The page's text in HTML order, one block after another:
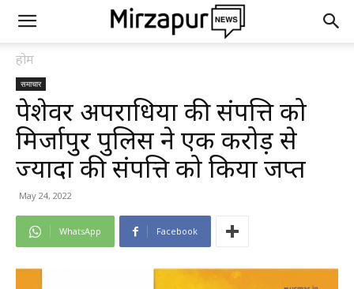
होम
समाचार
पेशेवर अपराधियों की संपत्ति को
मिर्जापुर पुलिस ने एक करोड़ से
ज्यादा की संपत्ति को किया जप्त
May 24, 2022
WhatsApp Facebook